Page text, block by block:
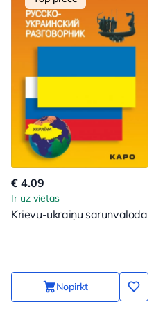
€ 4.09
Ir uz vietas
Krievu-ukraiņu sarunvaloda
Nopirkt